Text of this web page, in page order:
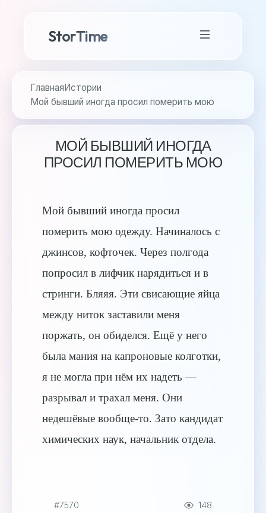
StorTime
ГлавнаяИстории
Мой бывший иногда просил померить мою
МОЙ БЫВШИЙ ИНОГДА
ПРОСИЛ ПОМЕРИТЬ МОЮ
Мой бывший иногда просил
померить мою одежду. Начиналось с
джинсов, кофточек. Через полгода
попросил в лифчик нарядиться и в
стринги. Бляяя. Эти свисающие яйца
между ниток заставили меня
поржать, он обиделся. Ещё у него
была мания на капроновые колготки,
я не могла при нём их надеть —
разрывал и трахал меня. Они
недешёвые вообще-то. Зато кандидат
химических наук, начальник отдела.
#7570
148